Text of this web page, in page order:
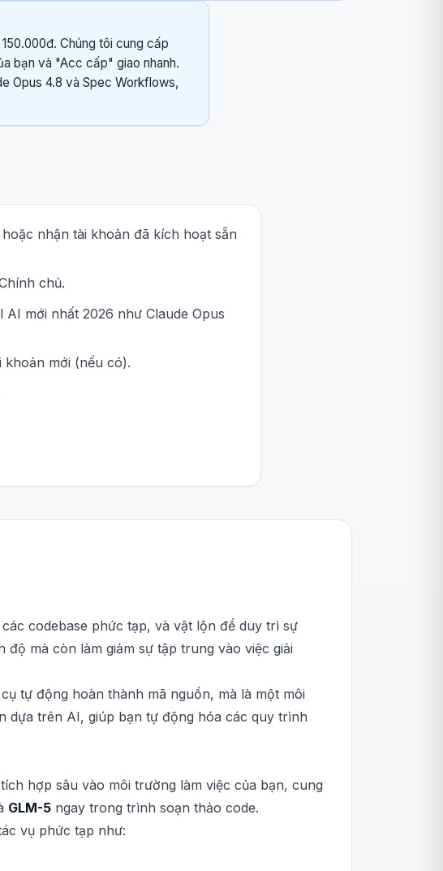
Chúng tôi cung cấp
bạn và "Acc cấp" giao nhanh.
Opus 4.8 và Spec Workflows,
nhận tài khoản đã kích hoạt sẵn
chủ.
mới nhất 2026 như Claude Opus
khoản mới (nếu có).
codebase phức tạp, và vật lộn để duy trì sự
mà còn làm giảm sự tập trung vào việc giải
tự động hoàn thành mã nguồn, mà là một môi
dựa trên AI, giúp bạn tự động hóa các quy trình
hợp sâu vào môi trường làm việc của bạn, cung
GLM-5 ngay trong trình soạn thảo code.
vụ phức tạp như: